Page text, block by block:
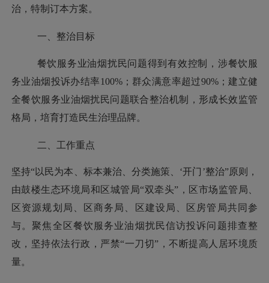
治， 特制订本方案。
一、整治目标
餐饮服务业油烟扰民问题得到有效控制，涉餐饮服
务业油烟投诉办结率100%；群众满意率超过90%；建立健
全餐饮服务业油烟扰民问题联合整治机制，形成长效监管
格局，培育打造民生治理品牌。
二、工作重点
坚持“以民为本、标本兼治、分类施策、‘开门’整治”原则，
由鼓楼生态环境局和区城管局“双牵头”，区市场监管局、
区资源规划局、区商务局、区建设局、区房管局共同参
与。聚焦全区餐饮服务业油烟扰民信访投诉问题排查整
改， 坚持依法行政，严禁“一刀切”，不断提高人居环境质
量。